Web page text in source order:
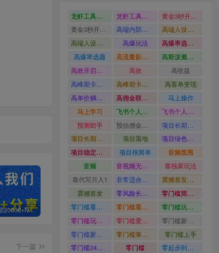
白菜价解锁20000+N个赚钱机会，加入轻创终点站会员，全站资源免费学习。 【站长运营资料】无水印课程资源
下一篇
龙虾工具完整部署教学图文视频理财多赛道AI变现 龙虾工具完整部署教学
黄金3秒开头与标题海报玩法六大运营硬核技能高效变现
黄金3秒开头与标题海报玩法
高端内部魔灵召唤挂G打金
高端人设搭建积累客户信任图文剪辑谈单转化实操教学
高端人设搭建积累客户信任
高爆玩法
高爆率选题方法
高爆率选题
高流量影视片
高斯泼溅与游戏化交互课程
高效开启跨境賺钱新通道
高效
高收益
高峰期卡顿利润被抽干私域直播核心痛点解析
高峰期卡顿利润被抽干
高客单变现
高单价躺賺玩法
高佣金联盟课
马上操作
马上学习
飞书个人版100G注册教程无需额外扩容
飞书个人版100G注册教程
预测助手
预估佣金有2200
项目长期稳定宝妈上班族既能兼职增收
项目长期稳定
项目落地
项目绿色长久
项目稳定落地两年以上
项目很简单
音频氛围
音频
音视频无损切割剪辑神器
靠独家玩法
靠代写月入1
非常适合小白快速上手
震撼首发小白利用电脑做游戏搬砖
震撼首发
零风险长期做
零门槛简单易上手
零门槛看完就能上手只需一部手机轻松日收30
零门槛看完就能上手
零门槛玩转伙伴计划与精选独家单日稳定收益1k
零门槛玩转伙伴计划与精选独家
零门槛爱奇艺变现冷门赛道
零门槛新手快速入门闲鱼电商日赚百元新手必看教程
零门槛新手快速入门闲鱼电商日赚百元
零门槛掌握汽车赛道变现玩法
零门槛上手
零门槛24小时无人值守被动创收项目
零门槛
零起步到独立实操